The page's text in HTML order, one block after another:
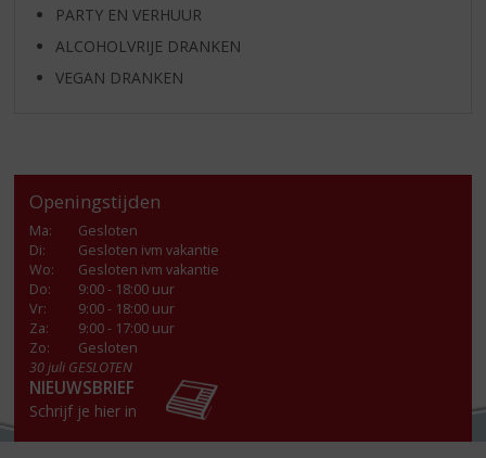
PARTY EN VERHUUR
ALCOHOLVRIJE DRANKEN
VEGAN DRANKEN
Openingstijden
Ma:
Gesloten
Di:
Gesloten ivm vakantie
Wo:
Gesloten ivm vakantie
Do:
9:00 - 18:00 uur
Vr:
9:00 - 18:00 uur
Za:
9:00 - 17:00 uur
Zo:
Gesloten
30 juli GESLOTEN
NIEUWSBRIEF
Schrijf je hier in